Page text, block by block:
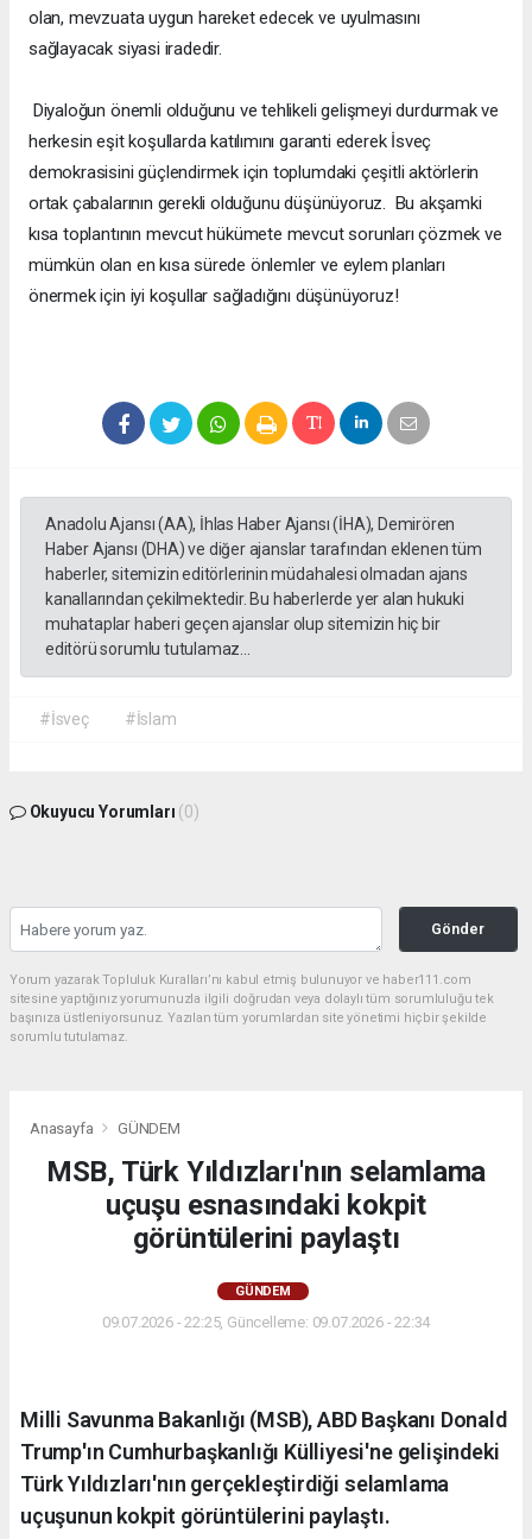
olan, mevzuata uygun hareket edecek ve uyulmasını
sağlayacak siyasi iradedir.
Diyaloğun önemli olduğunu ve tehlikeli gelişmeyi durdurmak ve
herkesin eşit koşullarda katılımını garanti ederek İsveç
demokrasisini güçlendirmek için toplumdaki çeşitli aktörlerin
ortak çabalarının gerekli olduğunu düşünüyoruz. Bu akşamki
kısa toplantının mevcut hükümete mevcut sorunları çözmek ve
mümkün olan en kısa sürede önlemler ve eylem planları
önermek için iyi koşullar sağladığını düşünüyoruz!
Anadolu Ajansı (AA), İhlas Haber Ajansı (İHA), Demirören
Haber Ajansı (DHA) ve diğer ajanslar tarafından eklenen tüm
haberler, sitemizin editörlerinin müdahalesi olmadan ajans
kanallarından çekilmektedir. Bu haberlerde yer alan hukuki
muhataplar haberi geçen ajanslar olup sitemizin hiç bir
editörü sorumlu tutulamaz...
#İsveç #İslam
Okuyucu Yorumları (0)
Gönder
Yorum yazarak Topluluk Kuralları’nı kabul etmiş bulunuyor ve haber111.com
sitesine yaptığınız yorumunuzla ilgili doğrudan veya dolaylı tüm sorumluluğu tek
başınıza üstleniyorsunuz. Yazılan tüm yorumlardan site yönetimi hiçbir şekilde
sorumlu tutulamaz.
Anasayfa GÜNDEM
MSB, Türk Yıldızları'nın selamlama
uçuşu esnasındaki kokpit
görüntülerini paylaştı
GÜNDEM
09.07.2026 - 22:25, Güncelleme: 09.07.2026 - 22:34
Milli Savunma Bakanlığı (MSB), ABD Başkanı Donald
Trump'ın Cumhurbaşkanlığı Külliyesi'ne gelişindeki
Türk Yıldızları'nın gerçekleştirdiği selamlama
uçuşunun kokpit görüntülerini paylaştı.